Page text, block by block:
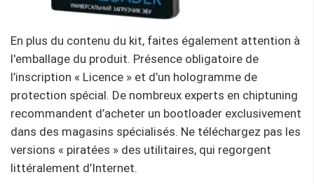
En plus du contenu du kit, faites également attention à
l'emballage du produit. Présence obligatoire de
l’inscription « Licence » et d’un hologramme de
protection spécial. De nombreux experts en chiptuning
recommandent d’acheter un bootloader exclusivement
dans des magasins spécialisés. Ne téléchargez pas les
versions « piratées » des utilitaires, qui regorgent
littéralement d’Internet.